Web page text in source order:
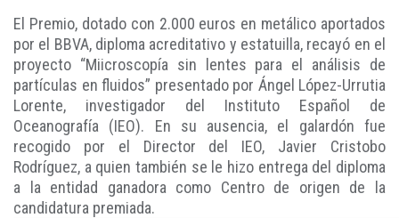
El Premio, dotado con 2.000 euros en metálico aportados
por el BBVA, diploma acreditativo y estatuilla, recayó en el
proyecto “Miicroscopía sin lentes para el análisis de
partículas en fluidos” presentado por Ángel López-Urrutia
Lorente, investigador del Instituto Español de
Oceanografía (IEO). En su ausencia, el galardón fue
recogido por el Director del IEO, Javier Cristobo
Rodríguez, a quien también se le hizo entrega del diploma
a la entidad ganadora como Centro de origen de la
candidatura premiada.